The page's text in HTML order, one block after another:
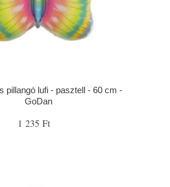
pillangó lufi - pasztell - 60 cm -
GoDan
1 235 Ft